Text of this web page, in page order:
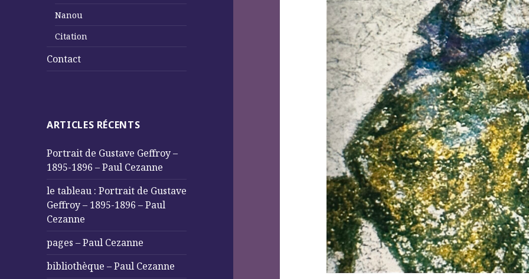
Nanou
Citation
Contact
ARTICLES RÉCENTS
Portrait de Gustave Geffroy –
1895-1896 – Paul Cezanne
le tableau : Portrait de Gustave
Geffroy – 1895-1896 – Paul
Cezanne
pages – Paul Cezanne
bibliothèque – Paul Cezanne